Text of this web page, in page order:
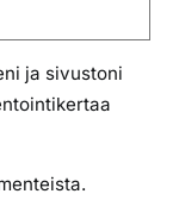
ja sivustoni